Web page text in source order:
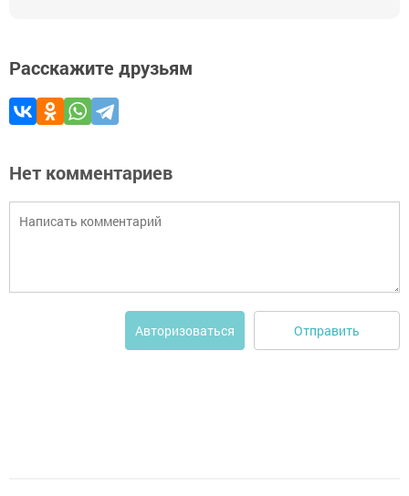
Расскажите друзьям
Нет комментариев
Авторизоваться Отправить